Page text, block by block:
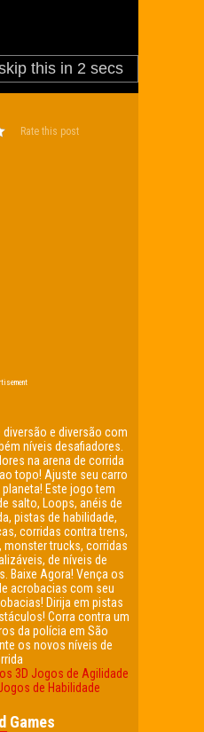
Rate this post
e diversão com
níveis desafiadores.
na arena de corrida
topo! Ajuste seu carro
Este jogo tem
salto, Loops, anéis de
pistas de habilidade,
corridas contra trens,
trucks, corridas
de níveis de
Baixe Agora! Vença os
acrobacias com seu
Dirija em pistas
Corra contra um
da polícia em São
os novos níveis de
3D Jogos de Agilidade
de Habilidade
Games